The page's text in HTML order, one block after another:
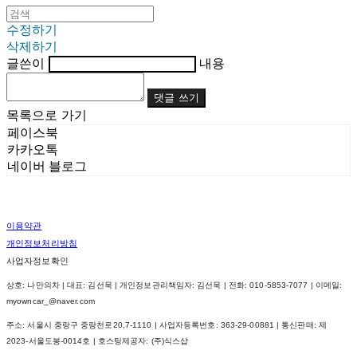
수정하기
삭제하기
글쓴이
내용
댓글 쓰기
목록으로 가기
페이스북
카카오톡
네이버 블로그
이용약관
개인정보처리방침
사업자정보확인
상호: 나만의차 | 대표: 김선묵 | 개인정보관리책임자: 김선묵 | 전화: 010-5853-7077 | 이메일:
myowncar_@naver.com
주소: 서울시 중랑구 중랑천로20,7-1110 | 사업자등록번호: 363-29-00881 | 통신판매: 제
2023-서울도봉-0014호
| 호스팅제공자: (주)식스샵